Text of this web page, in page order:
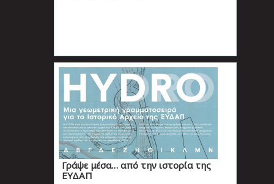
Γράψε μέσα… από την ιστορία της
ΕΥΔΑΠ